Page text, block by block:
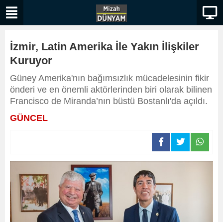
İzmir, Latin Amerika İle Yakın İlişkiler
Kuruyor
Güney Amerika'nın bağımsızlık mücadelesinin fikir
önderi ve en önemli aktörlerinden biri olarak bilinen
Francisco de Miranda’nın büstü Bostanlı'da açıldı.
GÜNCEL